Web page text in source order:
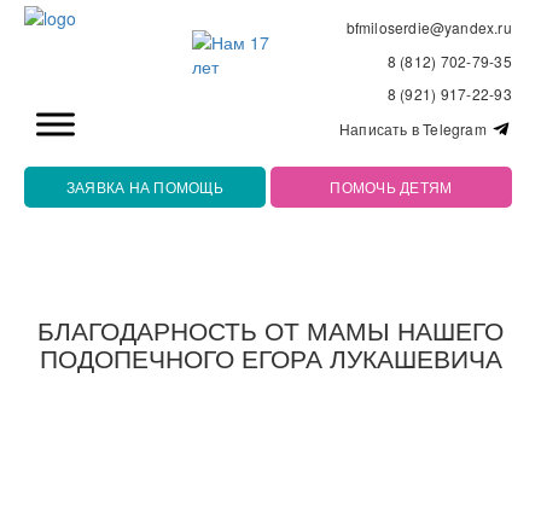
bfmiloserdie@yandex.ru
8 (812) 702-79-35
8 (921) 917-22-93
Написать в Telegram
ЗАЯВКА НА ПОМОЩЬ ПОМОЧЬ ДЕТЯМ
БЛАГОДАРНОСТЬ ОТ МАМЫ НАШЕГО
ПОДОПЕЧНОГО ЕГОРА ЛУКАШЕВИЧА